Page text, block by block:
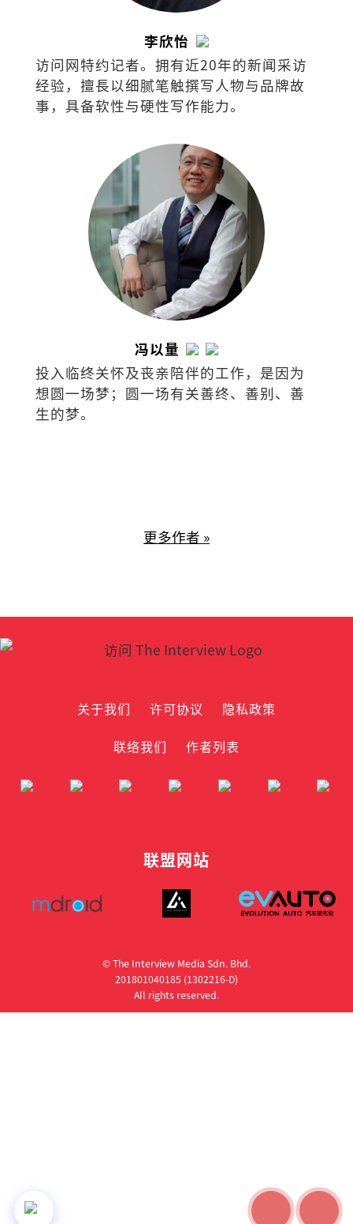
李欣怡
访问网特约记者。拥有近20年的新闻采访
经验，擅⻑以细腻笔触撰写⼈物与品牌故
事，具备软性与硬性写作能⼒。
冯以量
投入临终关怀及丧亲陪伴的工作，是因为
想圆一场梦；圆一场有关善终、善别、善
生的梦。
更多作者 »
关于我们 许可协议
隐私政策
联络我们
作者列表
联盟网站
© The Interview Media Sdn. Bhd.
201801040185 (1302216­-D)
All rights reserved.